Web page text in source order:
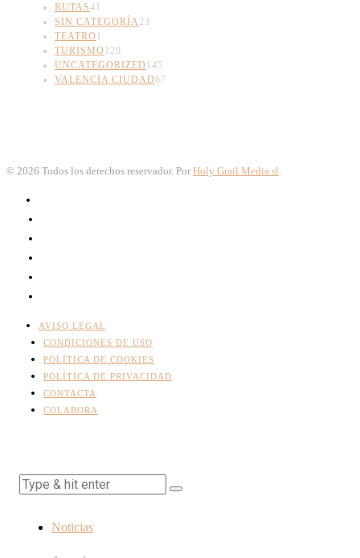
RUTAS41
SIN CATEGORÍA 23
TEATRO 1
TURISMO 129
UNCATEGORIZED 145
VALENCIA CIUDAD67
© 2026 Todos los derechos reservador. Por Holy Grail Media sl
AVISO LEGAL
CONDICIONES DE USO
POLÍTICA DE COOKIES
POLÍTICA DE PRIVACIDAD
CONTACTA
COLABORA
Noticias